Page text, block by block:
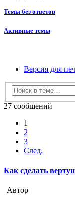
Темы без ответов
Активные темы
Версия для
27 сообщений
1
2
3
След.
Как сделать
Автор